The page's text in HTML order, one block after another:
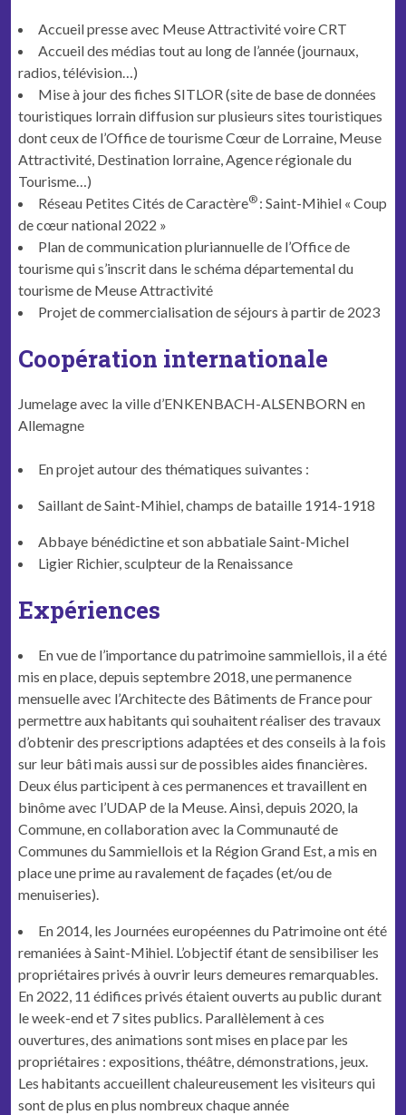
Accueil presse avec Meuse Attractivité voire CRT
Accueil des médias tout au long de l’année (journaux,
radios, télévision…)
Mise à jour des fiches SITLOR (site de base de données
touristiques lorrain diffusion sur plusieurs sites touristiques
dont ceux de l’Office de tourisme Cœur de Lorraine, Meuse
Attractivité, Destination lorraine, Agence régionale du
Tourisme…)
Réseau Petites Cités de Caractère® : Saint-Mihiel « Coup
de cœur national 2022 »
Plan de communication pluriannuelle de l’Office de
tourisme qui s’inscrit dans le schéma départemental du
tourisme de Meuse Attractivité
Projet de commercialisation de séjours à partir de 2023
Coopération internationale
Jumelage avec la ville d’ENKENBACH-ALSENBORN en
Allemagne
En projet autour des thématiques suivantes :
Saillant de Saint-Mihiel, champs de bataille 1914-1918
Abbaye bénédictine et son abbatiale Saint-Michel
Ligier Richier, sculpteur de la Renaissance
Expériences
En vue de l’importance du patrimoine sammiellois, il a été
mis en place, depuis septembre 2018, une permanence
mensuelle avec l’Architecte des Bâtiments de France pour
permettre aux habitants qui souhaitent réaliser des travaux
d’obtenir des prescriptions adaptées et des conseils à la fois
sur leur bâti mais aussi sur de possibles aides financières.
Deux élus participent à ces permanences et travaillent en
binôme avec l’UDAP de la Meuse. Ainsi, depuis 2020, la
Commune, en collaboration avec la Communauté de
Communes du Sammiellois et la Région Grand Est, a mis en
place une prime au ravalement de façades (et/ou de
menuiseries).
En 2014, les Journées européennes du Patrimoine ont été
remaniées à Saint-Mihiel. L’objectif étant de sensibiliser les
propriétaires privés à ouvrir leurs demeures remarquables.
En 2022, 11 édifices privés étaient ouverts au public durant
le week-end et 7 sites publics. Parallèlement à ces
ouvertures, des animations sont mises en place par les
propriétaires : expositions, théâtre, démonstrations, jeux.
Les habitants accueillent chaleureusement les visiteurs qui
sont de plus en plus nombreux chaque année